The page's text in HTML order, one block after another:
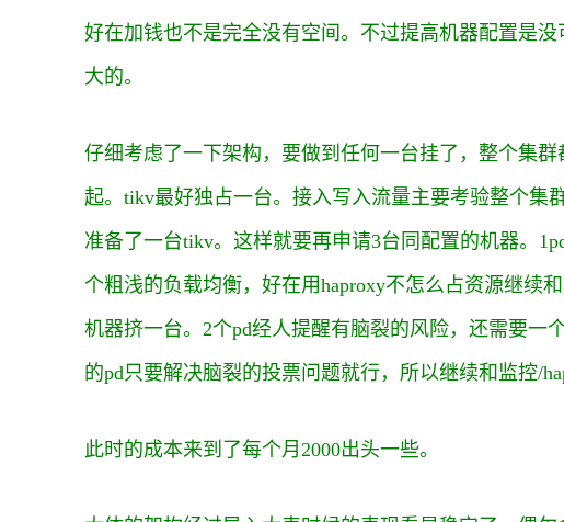
好在加钱也不是完全没有空间。不过提高机器配置是
大的。
仔细考虑了一下架构，要做到任何一台挂了，整个集
起。tikv最好独占一台。接入写入流量主要考验整个集
准备了一台tikv。这样就要再申请3台同配置的机器。
个粗浅的负载均衡，好在用haproxy不怎么占资源继
机器挤一台。2个pd经人提醒有脑裂的风险，还需要一
的pd只要解决脑裂的投票问题就行，所以继续和监控/
此时的成本来到了每个月2000出头一些。